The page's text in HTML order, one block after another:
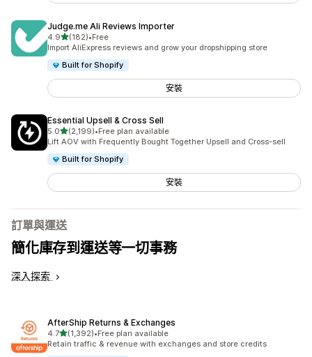
Judge.me Ali Reviews Importer
4.9滿分 5 顆星
(182)
共有 182 則評價
•Free
Import AliExpress reviews and grow your dropshipping store
Built for Shopify
安裝
Essential Upsell & Cross Sell
5.0滿分 5 顆星
(2,199)
共有 2199 則評價
•Free plan available
Lift AOV with Frequently Bought Together Upsell and Cross-sell
Built for Shopify
安裝
訂單與運送
簡化庫存到運送等一切事務
深入探索
AfterShip Returns & Exchanges
4.7滿分 5 顆星
(1,392)
共有 1392 則評價
•Free plan available
Retain traffic & revenue with exchanges and store credits